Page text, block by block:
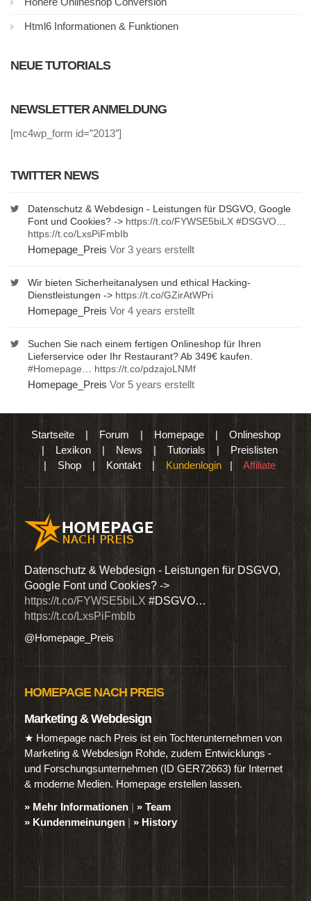
Html6 Informationen & Funktionen
NEUE TUTORIALS
NEWSLETTER ANMELDUNG
[mc4wp_form id=”2013″]
TWITTER NEWS
Datenschutz & Webdesign - Leistungen für DSGVO, Google
Font und Cookies? -> https://t.co/FYWSE5biLX #DSGVO
https://t.co/LxsPiFmbIb
Homepage_Preis Vor 3 years erstellt
Wir bieten Sicherheitanalysen und ethical Hacking-
Dienstleistungen -> https://t.co/GZirAtWPri
Homepage_Preis Vor 4 years erstellt
Suchen Sie nach einem fertigen Onlineshop für Ihren
Lieferservice oder Ihr Restaurant? Ab 349€ kaufen.
#Homepage
https://t.co/pdzajoLNMf
Homepage_Preis Vor 5 years erstellt
Startseite| Forum | Homepage| Onlineshop
| Lexikon | News | Tutorials | Preislisten
| Shop | Kontakt | Kundenlogin | Affiliate
Datenschutz & Webdesign - Leistungen für DSGVO,
Google Font und Cookies? ->
https://t.co/FYWSE5biLX #DSGVO…
https://t.co/LxsPiFmbIb
@Homepage_Preis
HOMEPAGE NACH PREIS
Marketing & Webdesign
★ Homepage nach Preis ist ein Tochterunternehmen von
Marketing & Webdesign Rohde, zudem Entwicklungs -
und Forschungsunternehmen (ID GER72663) für Internet
& moderne Medien. Homepage erstellen lassen.
» Mehr Informationen | » Team
» Kundenmeinungen | » History